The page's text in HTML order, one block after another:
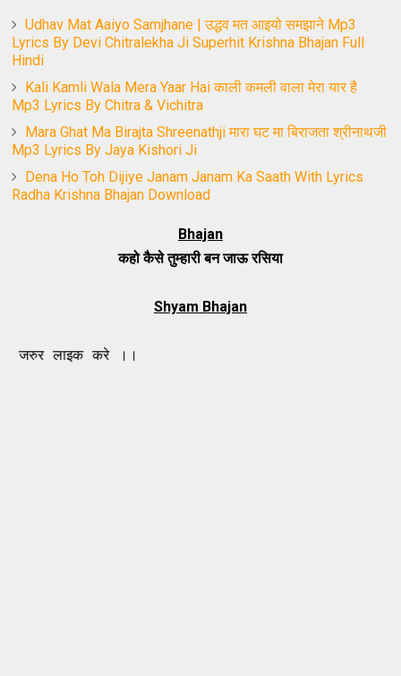
Udhav Mat Aaiyo Samjhane | उद्धव मत आइयो समझाने Mp3
Lyrics By Devi Chitralekha Ji Superhit Krishna Bhajan Full
Hindi
Kali Kamli Wala Mera Yaar Hai काली कमली वाला मेरा यार है
Mp3 Lyrics By Chitra & Vichitra
Mara Ghat Ma Birajta Shreenathji मारा घट मा बिराजता श्रीनाथजी
Mp3 Lyrics By Jaya Kishori Ji
Dena Ho Toh Dijiye Janam Janam Ka Saath With Lyrics
Radha Krishna Bhajan Download
Bhajan
कहो कैसे तुम्हारी बन जाऊ रसिया
Shyam Bhajan
करे ।।